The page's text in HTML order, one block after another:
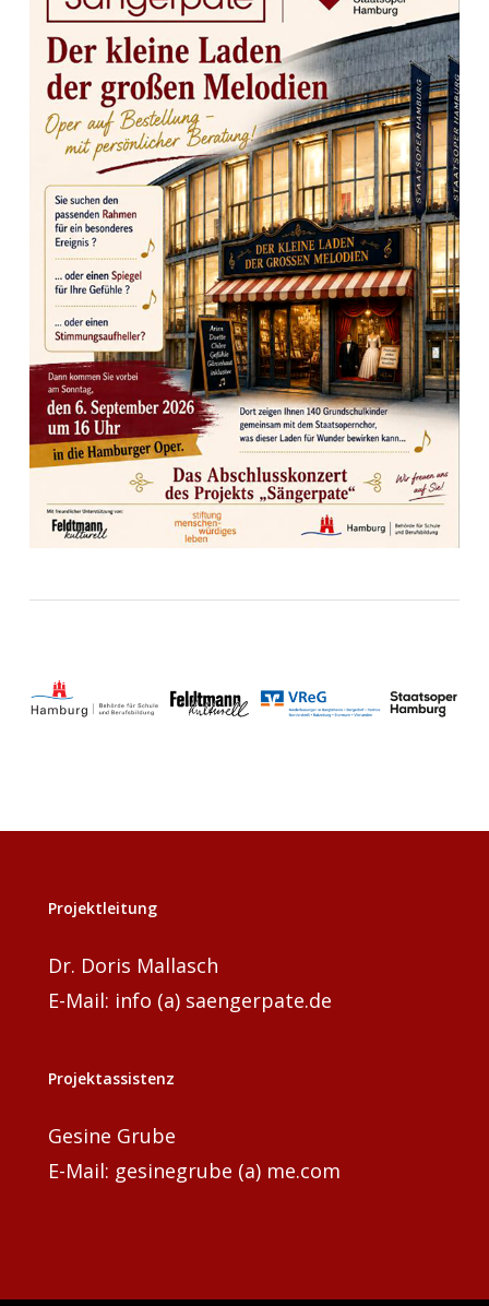
Projektleitung
Dr. Doris Mallasch
E-Mail: info (a) saengerpate.de
Projektassistenz
Gesine Grube
E-Mail: gesinegrube (a) me.com